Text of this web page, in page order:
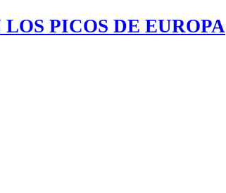
PICOS DE EUROPA